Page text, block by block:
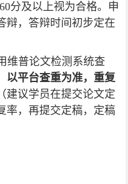
分及以上视为合格。申
辩，答辩时间初步定在
维普论文检测系统查
以平台查重为准，重复
建议学员在提交论文定
率，再提交定稿，定稿